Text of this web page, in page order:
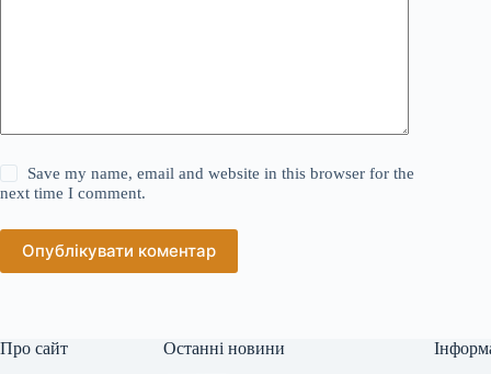
Save my name, email and website in this browser for the
next time I comment.
Опублікувати коментар
Про сайт Останні новини